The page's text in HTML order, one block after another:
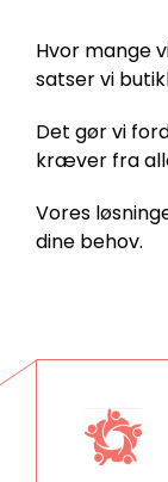
Hvor mange
satser vi
Det gør vi
kræver fra
Vores
dine behov.